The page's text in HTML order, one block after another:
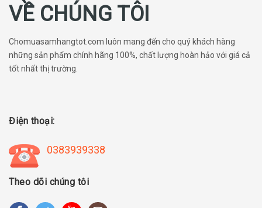
VỀ CHÚNG TÔI
Chomuasamhangtot.com luôn mang đến cho quý khách hàng
những sản phẩm chính hãng 100%, chất lượng hoàn hảo với giá cả
tốt nhất thị trường.
Điện thoại:
0383939338
Theo dõi chúng tôi